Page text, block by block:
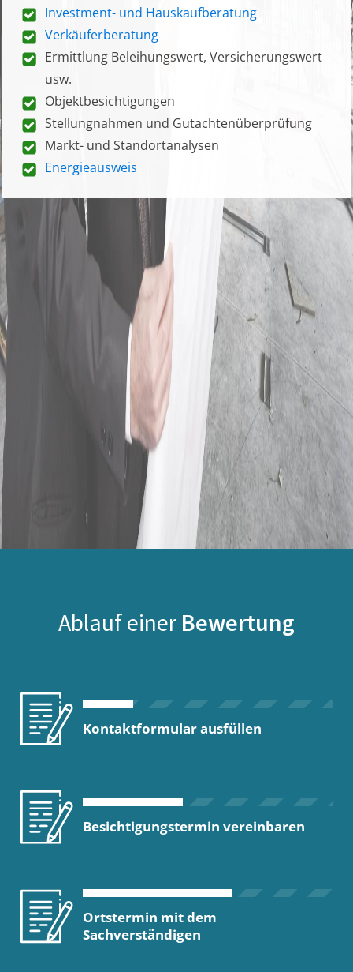
Investment- und Hauskaufberatung
Verkäuferberatung
Ermittlung Beleihungswert, Versicherungswert
usw.
Objektbesichtigungen
Stellungnahmen und Gutachtenüberprüfung
Markt- und Standortanalysen
Energieausweis
Ablauf einer Bewertung
Kontaktformular ausfüllen
Besichtigungstermin vereinbaren
Ortstermin mit dem
Sachverständigen